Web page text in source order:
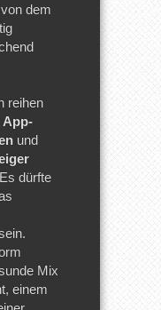
dem
reihen
App-
und
dürfte
Mix
einem